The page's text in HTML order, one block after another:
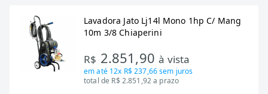
Lavadora Jato Lj14l Mono 1hp C/ Mang
10m 3/8 Chiaperini
R$ 2.851,90à vista
em até 12x R$ 237,66sem juros
total de R$ 2.851,92 a prazo